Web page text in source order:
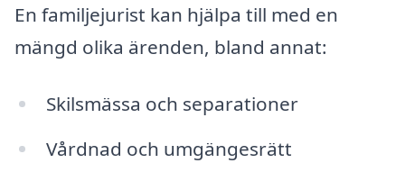
En familjejurist kan hjälpa till med en
mängd olika ärenden, bland annat:
Skilsmässa och separationer
Vårdnad och umgängesrätt